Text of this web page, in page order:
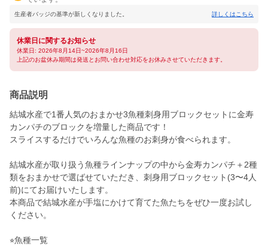
生産者バッジの基準が新しくなりました。 詳しくはこちら
休業日に関するお知らせ
休業日: 2026年8月14日~2026年8月16日
上記のお盆休み期間は発送とお問い合わせ対応をお休みさせていただきます。
商品説明
結城水産で1番人気のおまかせ3魚種刺身用ブロックセットに金寿
カンパチのブロックを増量した商品です！
スライスするだけでいろんな魚種のお刺身が食べられます。
結城水産が取り扱う魚種ラインナップの中から金寿カンパチ＋2種
類をおまかせで選ばせていただき、刺身用ブロックセット(3〜4人
前)にてお届けいたします。
本商品で結城水産が手塩にかけて育てた魚たちをぜひ一度お試し
ください。
⭐︎魚種一覧